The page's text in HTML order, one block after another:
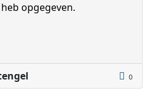
opgegeven.
0